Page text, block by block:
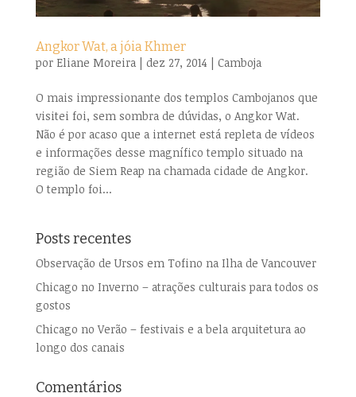
Angkor Wat, a jóia Khmer
por Eliane Moreira| dez 27, 2014 | Camboja
O mais impressionante dos templos Cambojanos que
visitei foi, sem sombra de dúvidas, o Angkor Wat.
Não é por acaso que a internet está repleta de vídeos
e informações desse magnífico templo situado na
região de Siem Reap na chamada cidade de Angkor.
O templo foi...
Posts recentes
Observação de Ursos em Tofino na Ilha de Vancouver
Chicago no Inverno – atrações culturais para todos os
gostos
Chicago no Verão – festivais e a bela arquitetura ao
longo dos canais
Comentários